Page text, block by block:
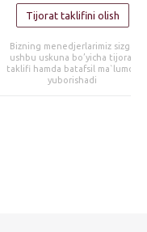
Tijorat taklifini olish
Bizning menedjerlarimiz sizga
ushbu uskuna bo’yicha tijorat
taklifi hamda batafsil ma`lumot
yuborishadi